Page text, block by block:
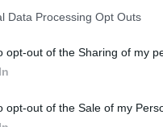
Data Processing Opt Outs
opt-out of the Sharing of my
opt-out of the Sale of my
programación